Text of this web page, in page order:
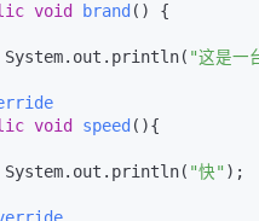
void brand () {
        System.out.println(
"这是一
void speed (){
        System.out.println(
"快" );